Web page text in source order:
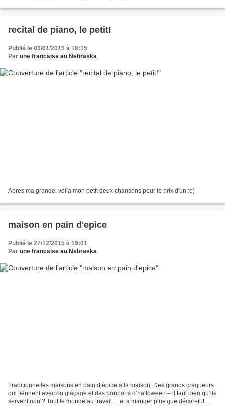
recital de piano, le petit!
Publié le 03/01/2016 à 18:15
Par une francaise au Nebraska
Apres ma grande, voila mon petit deux chansons pour le prix d'un :o)
maison en pain d'epice
Publié le 27/12/2015 à 19:01
Par une francaise au Nebraska
Traditionnelles maisons en pain d’épice à la maison. Des grands craqueurs
qui tiennent avec du glaçage et des bonbons d’halloween – il faut bien qu’ils
servent non ? Tout le monde au travail… et a manger plus que décorer J